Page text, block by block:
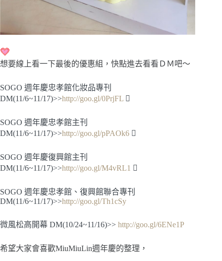
想要線上看一下最後的優惠組，快點進去看看ＤＭ吧～
SOGO 週年慶忠孝館化妝品專刊
DM(11/6~11/17)>>http://goo.gl/0PrjFL 
SOGO 週年慶忠孝館主刊
DM(11/6~11/17)>>http://goo.gl/pPAOk6 
SOGO 週年慶復興館主刊
DM(11/6~11/17)>>http://goo.gl/M4vRL1 
SOGO 週年慶忠孝館、復興館聯合專刊
DM(11/6~11/17)>>http://goo.gl/Th1cSy
微風松高開幕 DM(10/24~11/16)>> http://goo.gl/6ENe1P
希望大家會喜歡MiuMiuLin週年慶的整理，